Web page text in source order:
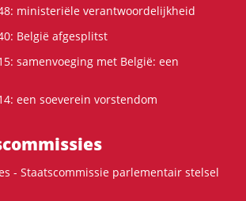
ministeriële verantwoordelijkheid
België afgesplitst
samenvoeging met België: een
een soeverein vorstendom
- Staatscommissie parlementair stelsel